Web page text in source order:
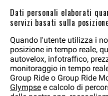
Dati personali elaborati
servizi basati sulla
Quando l'utente utilizza i
posizione in tempo reale,
autovelox, infotraffico,
monitoraggio in tempo
Group Ride o Group Ride
Glympse e calcolo di